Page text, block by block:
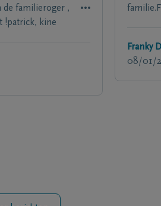
de familieroger ,
!patrick, kine
Franky
08/01/